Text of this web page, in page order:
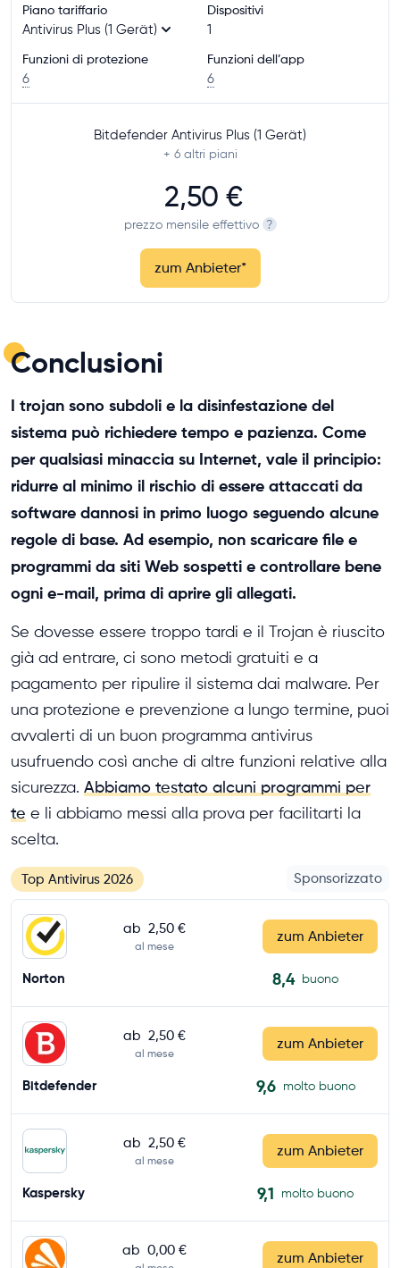
Piano tariffario
Antivirus Plus (1 Gerät)
Dispositivi
1
Funzioni di protezione
6
Funzioni dell’app
6
Bitdefender Antivirus Plus (1 Gerät)
+ 6 altri piani
2,50 €
prezzo mensile effettivo ?
zum Anbieter*
Conclusioni
I trojan sono subdoli e la disinfestazione del
sistema può richiedere tempo e pazienza. Come
per qualsiasi minaccia su Internet, vale il principio:
ridurre al minimo il rischio di essere attaccati da
software dannosi in primo luogo seguendo alcune
regole di base. Ad esempio, non scaricare file e
programmi da siti Web sospetti e controllare bene
ogni e-mail, prima di aprire gli allegati.
Se dovesse essere troppo tardi e il Trojan è riuscito
già ad entrare, ci sono metodi gratuiti e a
pagamento per ripulire il sistema dai malware. Per
una protezione e prevenzione a lungo termine, puoi
avvalerti di un buon programma antivirus
usufruendo così anche di altre funzioni relative alla
sicurezza. Abbiamo testato alcuni programmi per
te e li abbiamo messi alla prova per facilitarti la
scelta.
Top Antivirus 2026 Sponsorizzato
ab 2,50 €
al mese
zum Anbieter
Norton 8,4 buono
ab 2,50 €
al mese
zum Anbieter
Bitdefender 9,6 molto buono
ab 2,50 €
al mese
zum Anbieter
Kaspersky 9,1 molto buono
ab 0,00 €
zum Anbieter